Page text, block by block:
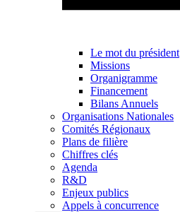
Le mot du président
Missions
Organigramme
Financement
Bilans Annuels
Organisations Nationales
Comités Régionaux
Plans de filière
Chiffres clés
Agenda
R&D
Enjeux publics
Appels à concurrence